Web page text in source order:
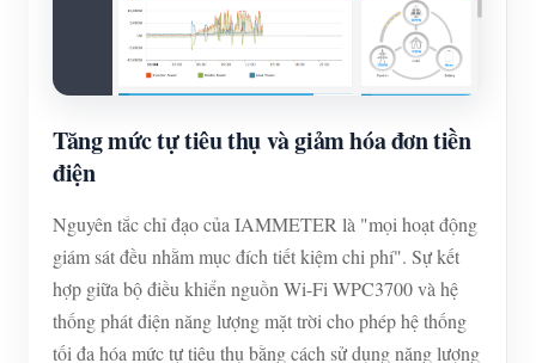
Tăng mức tự tiêu thụ và giảm hóa đơn tiền
điện
Nguyên tắc chỉ đạo của IAMMETER là "mọi hoạt động
giám sát đều nhằm mục đích tiết kiệm chi phí". Sự kết
hợp giữa bộ điều khiển nguồn Wi-Fi WPC3700 và hệ
thống phát điện năng lượng mặt trời cho phép hệ thống
tối đa hóa mức tự tiêu thụ bằng cách sử dụng năng lượng